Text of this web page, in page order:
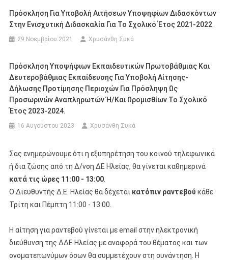
Πρόσκληση Για Υποβολή Αιτήσεων Υποψηφίων Διδασκόντων
Στην Ενισχυτική Διδασκαλία Για Το Σχολικό Έτος 2021-2022
29 Νοεμβρίου 2021 Χρυσάνθη Συκά
Πρόσκληση Υποψήφιων Εκπαιδευτικών Πρωτοβάθμιας Και
Δευτεροβάθμιας Εκπαίδευσης Για Υποβολή Αίτησης-
Δήλωσης Προτίμησης Περιοχών Για Πρόσληψη Ως
Προσωρινών Αναπληρωτών Ή/και Ωρομισθίων Το Σχολικό
Έτος 2023-2024.
16 Αυγούστου 2023 Χρυσάνθη Συκά
Σας ενημερώνουμε ότι η εξυπηρέτηση του κοινού τηλεφωνικά
ή δια ζώσης από τη Δ/νση ΔΕ Ηλείας, θα γίνεται καθημερινά
κατά τις ώρες 11:00 - 13:00.
Ο Διευθυντής Δ.Ε. Ηλείας θα δέχεται κατόπιν ραντεβού κάθε
Τρίτη και Πέμπτη 11:00 - 13:00.
Η αίτηση για ραντεβού γίνεται με email στην ηλεκτρονική
διεύθυνση της ΔΔΕ Ηλείας με αναφορά του θέματος και των
ονοματεπωνύμων όσων θα συμμετέχουν στη συνάντηση. Η